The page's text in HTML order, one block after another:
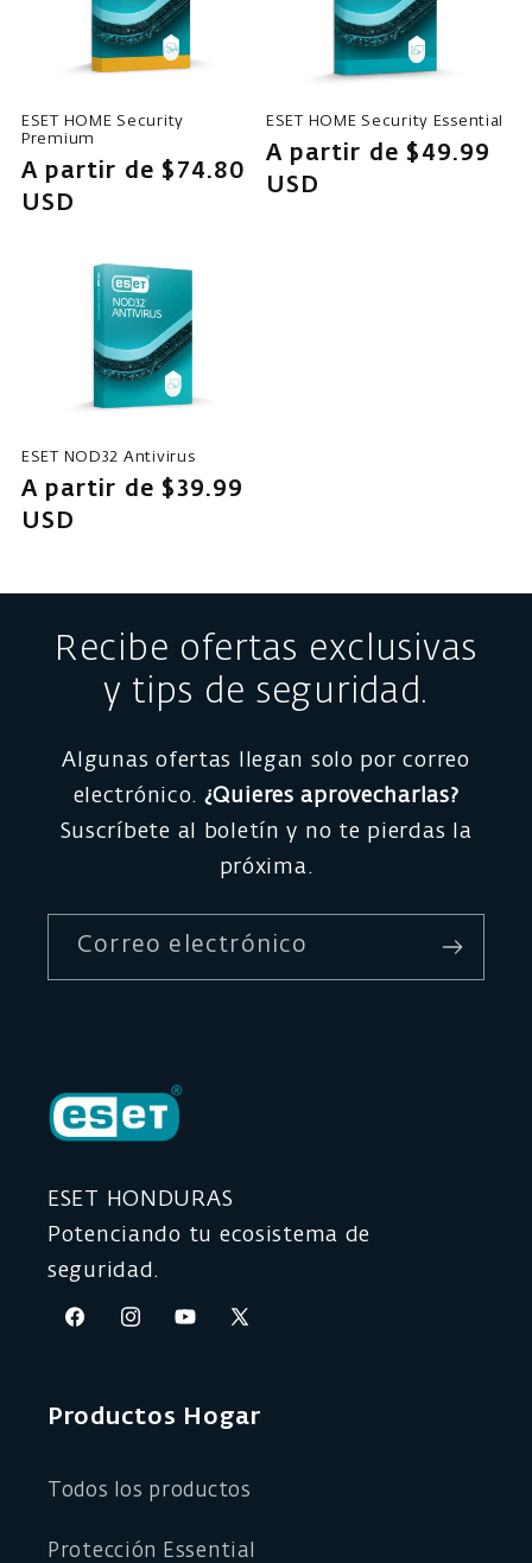
ESET HOME Security
Premium
Precio
habitual
A partir de $74.80
USD
ESET HOME Security Essential
Precio
habitual
A partir de $49.99
USD
ESET NOD32 Antivirus
Precio
habitual
A partir de $39.99
USD
Recibe ofertas exclusivas
y tips de seguridad.
Algunas ofertas llegan solo por correo
electrónico. ¿Quieres aprovecharlas?
Suscríbete al boletín y no te pierdas la
próxima.
Correo electrónico
ESET HONDURAS
Potenciando tu ecosistema de
seguridad.
FacebookInstagramYouTube
X
Productos Hogar
Todos los productos
Protección Essential